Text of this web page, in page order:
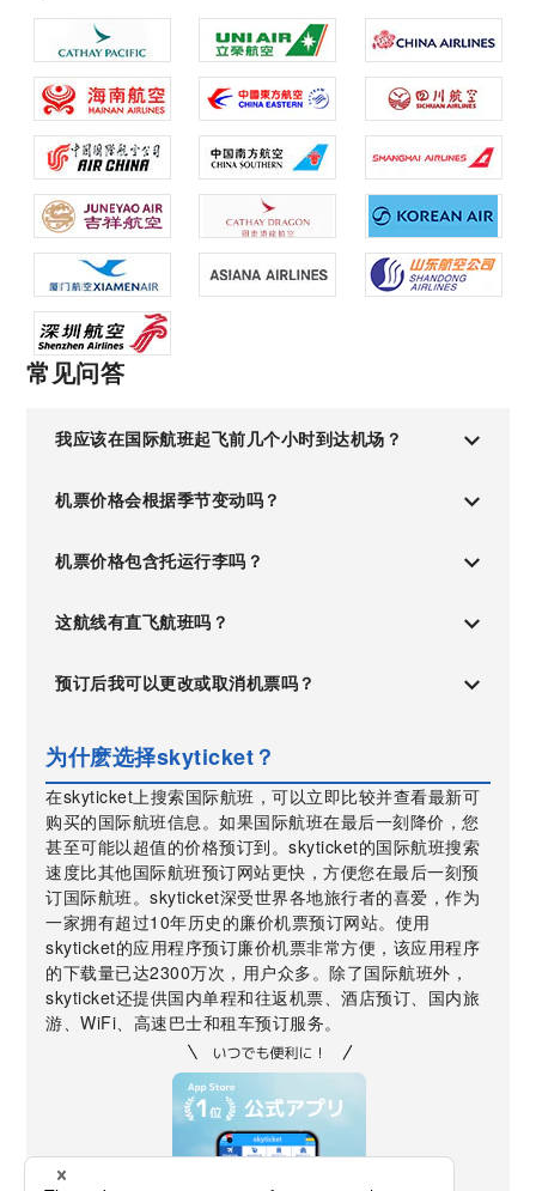
常见问答
我应该在国际航班起飞前几个小时到达机场？
机票价格会根据季节变动吗？
机票价格包含托运行李吗？
这航线有直飞航班吗？
预订后我可以更改或取消机票吗？
为什麽选择skyticket？
在skyticket上搜索国际航班，可以立即比较并查看最新可
购买的国际航班信息。如果国际航班在最后一刻降价，您
甚至可能以超值的价格预订到。skyticket的国际航班搜索
速度比其他国际航班预订网站更快，方便您在最后一刻预
订国际航班。skyticket深受世界各地旅行者的喜爱，作为
一家拥有超过10年历史的廉价机票预订网站。使用
skyticket的应用程序预订廉价机票非常方便，该应用程序
的下载量已达2300万次，用户众多。除了国际航班外，
skyticket还提供国内单程和往返机票、酒店预订、国内旅
游、WiFi、高速巴士和租车预订服务。